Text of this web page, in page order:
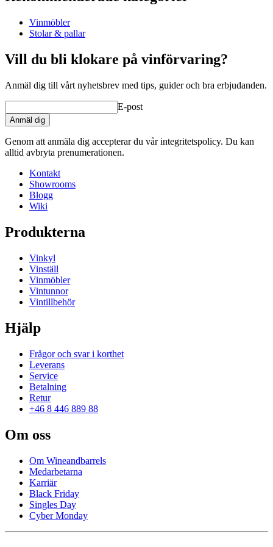
ProduktnummerBAR225
Mått (BxHxD cm)
Bredd (cm)70
Vikt (kg)60
wine furniture
active
Vinmöbler
Stolar & pallar
Vill du bli klokare på vinförvaring?
Anmäl dig till vårt nyhetsbrev med tips, guider och bra erbjudanden.
E-post
Anmäl dig
Genom att anmäla dig accepterar du vår integritetspolicy. Du kan
alltid avbryta prenumerationen.
Kontakt
Showrooms
Blogg
Wiki
Produkterna
Vinkyl
Vinställ
Vinmöbler
Vintunnor
Vintillbehör
Hjälp
Frågor och svar i korthet
Leverans
Service
Betalning
Retur
+46 8 446 889 88
Om oss
Om Wineandbarrels
Medarbetarna
Karriär
Black Friday
Singles Day
Cyber Monday